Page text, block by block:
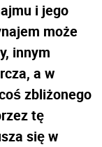
i jego
może
innym
a w
zbliżonego
tę
się w